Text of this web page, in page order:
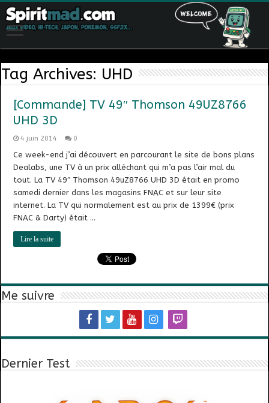
Tag Archives: UHD
[Commande] TV 49″ Thomson 49UZ8766
UHD 3D
4 juin 2014 0
Ce week-end j’ai découvert en parcourant le site de bons plans
Dealabs, une TV à un prix alléchant qui m’a pas l’air mal du
tout. La TV 49″ Thomson 49uZ8766 UHD 3D était en promo
samedi dernier dans les magasins FNAC et sur leur site
internet. La TV qui normalement est au prix de 1399€ (prix
FNAC & Darty) était …
Lire la suite
Me suivre
Dernier Test